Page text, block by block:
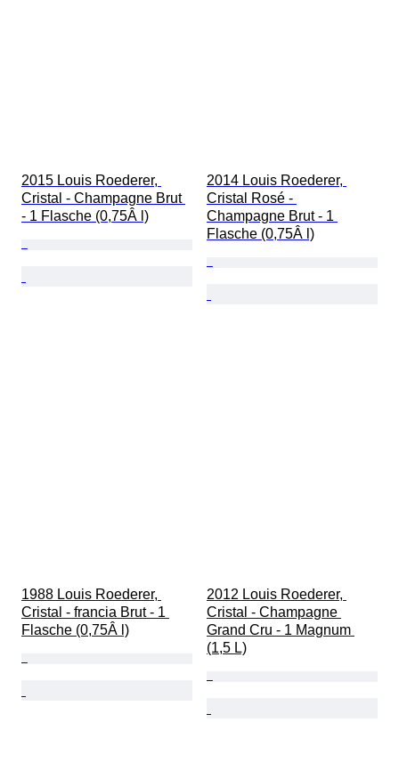
2015 Louis Roederer,
Cristal - Champagne Brut
- 1 Flasche (0,75Â l)
2014 Louis Roederer,
Cristal Rosé -
Champagne Brut - 1
Flasche (0,75Â l)
1988 Louis Roederer,
Cristal - francia Brut - 1
Flasche (0,75Â l)
2012 Louis Roederer,
Cristal - Champagne
Grand Cru - 1 Magnum
(1,5 L)